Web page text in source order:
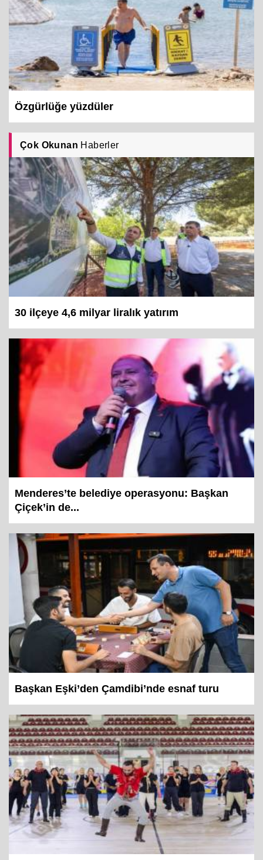
Özgürlüğe yüzdüler
Çok Okunan Haberler
30 ilçeye 4,6 milyar liralık yatırım
Menderes’te belediye operasyonu: Başkan
Çiçek’in de...
Başkan Eşki’den Çamdibi’nde esnaf turu